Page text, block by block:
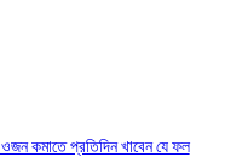
কমাতে প্রতিদিন খাবেন যে ফল